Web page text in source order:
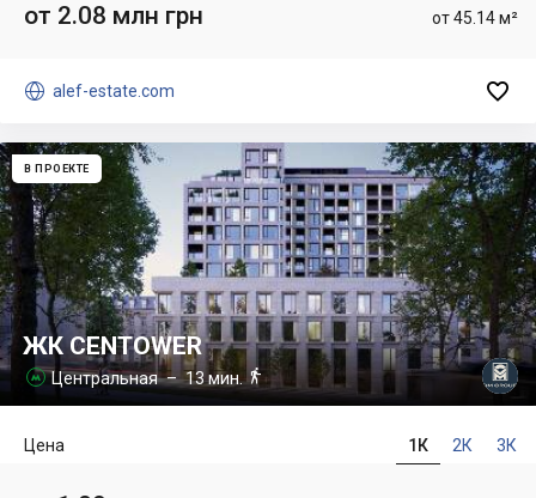
от 45.14 м²
от 2.08 млн грн
 alef-estate.com 
В ПРОЕКТЕ
ЖК CENTOWER
 Центральная– 13 мин. 
1К 2К 3К
Цена